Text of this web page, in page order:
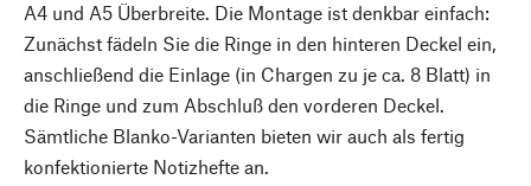
A4 und A5 Überbreite. Die Montage ist denkbar einfach:
Zunächst fädeln Sie die Ringe in den hinteren Deckel ein,
anschließend die Einlage (in Chargen zu je ca. 8 Blatt) in
die Ringe und zum Abschluß den vorderen Deckel.
Sämtliche Blanko-Varianten bieten wir auch als fertig
konfektionierte Notizhefte an.